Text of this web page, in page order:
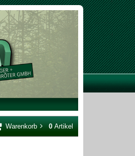
Warenkorb 0 Artikel